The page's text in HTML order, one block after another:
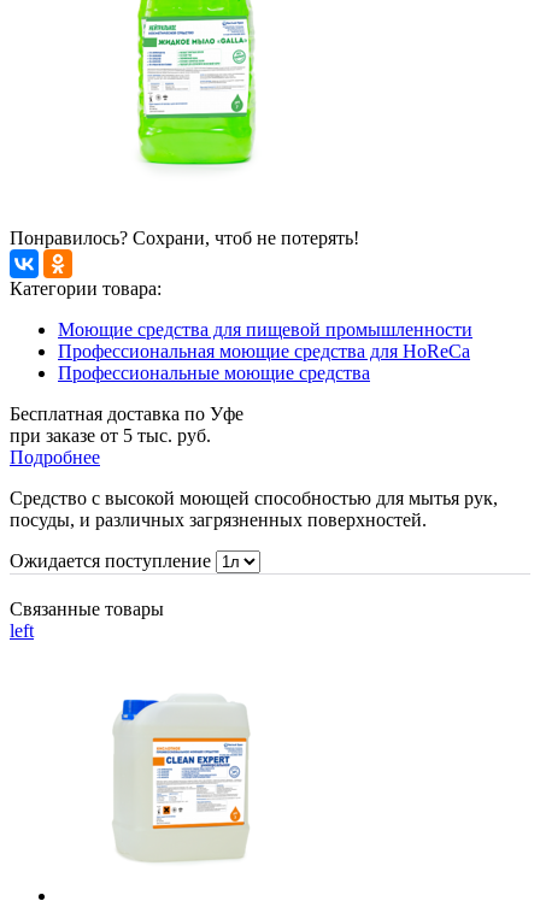
Понравилось? Сохрани, чтоб не потерять!
Категории товара:
Моющие средства для пищевой промышленности
Профессиональная моющие средства для HoReCa
Профессиональные моющие средства
Бесплатная доставка по Уфе
при заказе от 5 тыс. руб.
Подробнее
Средство с высокой моющей способностью для мытья рук,
посуды, и различных загрязненных поверхностей.
Ожидается поступление
Связанные товары
left